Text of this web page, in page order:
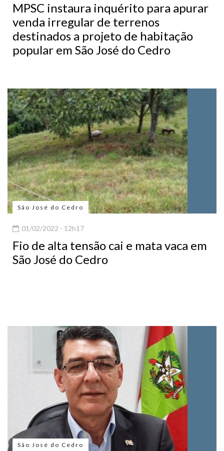
MPSC instaura inquérito para apurar
venda irregular de terrenos
destinados a projeto de habitação
popular em São José do Cedro
São José do Cedro
01/02/2022 - 12h17
Fio de alta tensão cai e mata vaca em
São José do Cedro
São José do Cedro